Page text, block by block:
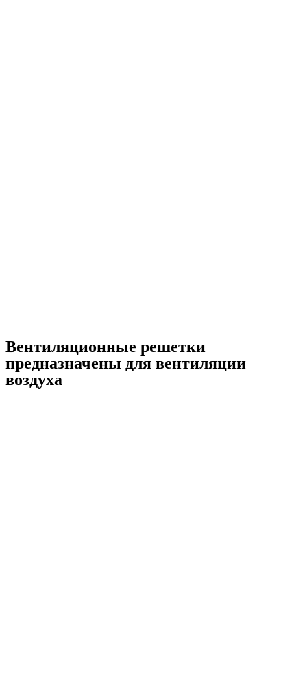
Вентиляционные решетки
предназначены для вентиляции
воздуха